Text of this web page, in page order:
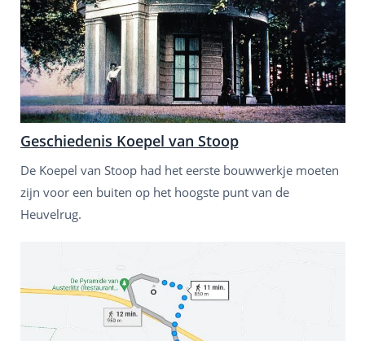
Geschiedenis Koepel van Stoop
De Koepel van Stoop had het eerste bouwwerkje moeten
zijn voor een buiten op het hoogste punt van de
Heuvelrug.